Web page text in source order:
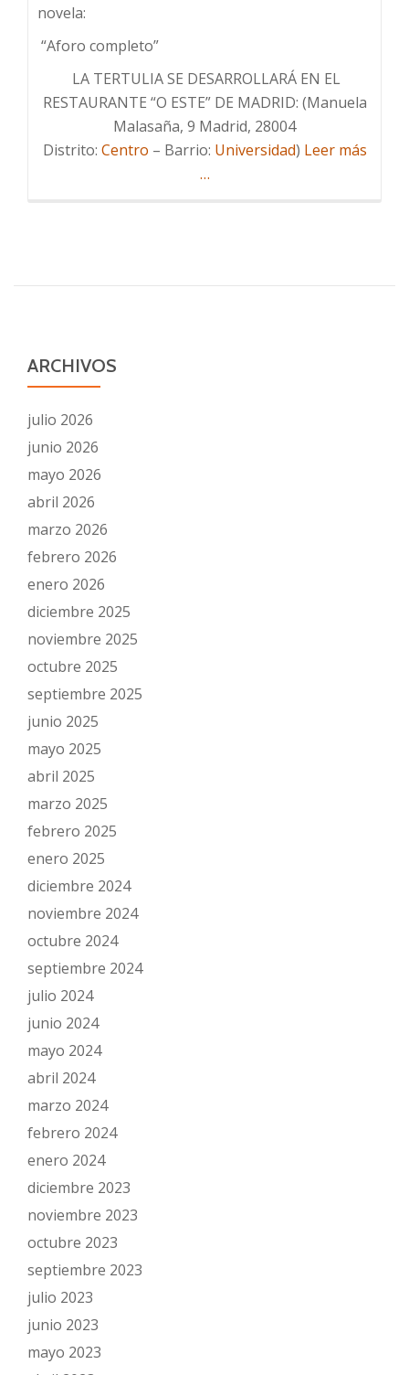
novela:
“Aforo completo”
LA TERTULIA SE DESARROLLARÁ EN EL
RESTAURANTE “O ESTE” DE MADRID: (Manuela
Malasaña, 9 Madrid, 28004
Distrito: Centro – Barrio: Universidad) Leer más
y
…
ARCHIVOS
julio 2026
junio 2026
mayo 2026
abril 2026
marzo 2026
febrero 2026
enero 2026
diciembre 2025
noviembre 2025
octubre 2025
septiembre 2025
junio 2025
mayo 2025
abril 2025
marzo 2025
febrero 2025
enero 2025
diciembre 2024
noviembre 2024
octubre 2024
septiembre 2024
julio 2024
junio 2024
mayo 2024
abril 2024
marzo 2024
febrero 2024
enero 2024
diciembre 2023
noviembre 2023
octubre 2023
septiembre 2023
julio 2023
junio 2023
mayo 2023